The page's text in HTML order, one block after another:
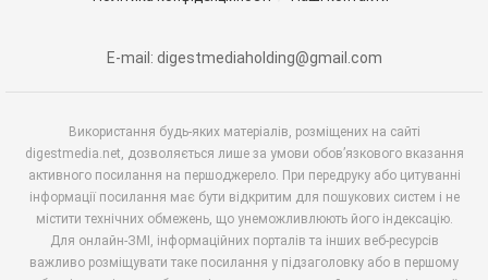
E-mail: digestmediaholding@gmail.com
Використання будь-яких матеріалів, розміщених на сайті
digestmedia.net, дозволяється лише за умови обов’язкового вказання
активного посилання на першоджерело. При передруку або цитуванні
інформації посилання має бути відкритим для пошукових систем і не
містити технічних обмежень, що унеможливлюють його індексацію.
Для онлайн-ЗМІ, інформаційних порталів та інших веб-ресурсів
важливо розміщувати таке посилання у підзаголовку або в першому